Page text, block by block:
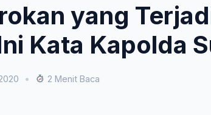
yang
Kata Kapolda
• 2 Menit Baca